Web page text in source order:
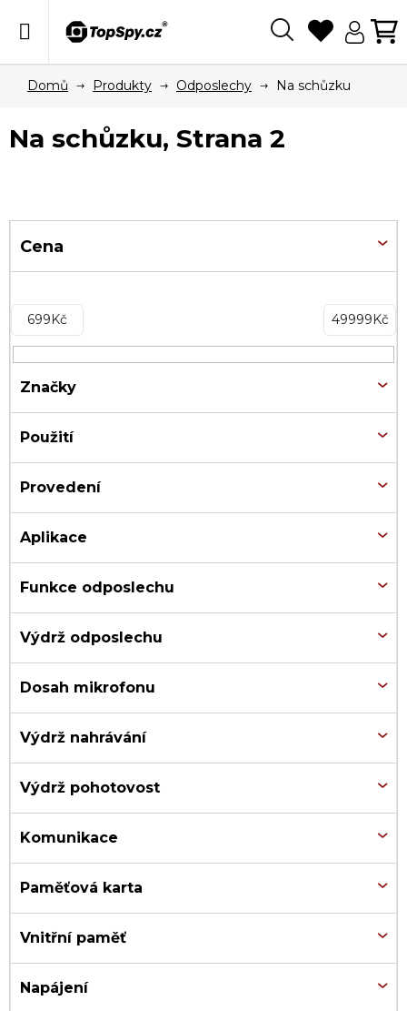
Domů Produkty Odposlechy Na schůzku
Na schůzku, Strana 2
Cena
699Kč 49999Kč
Značky
Použití
Provedení
Aplikace
Funkce odposlechu
Výdrž odposlechu
Dosah mikrofonu
Výdrž nahrávání
Výdrž pohotovost
Komunikace
Paměťová karta
Vnitřní paměť
Napájení
V
ý
p
i
s
p
o
d
u
k
ů